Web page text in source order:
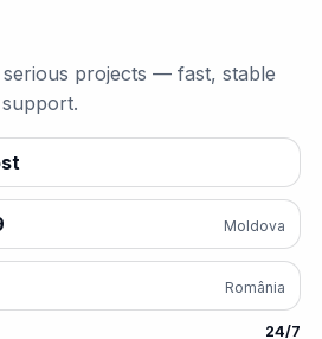
projects — fast, stable
Moldova
România
24/7